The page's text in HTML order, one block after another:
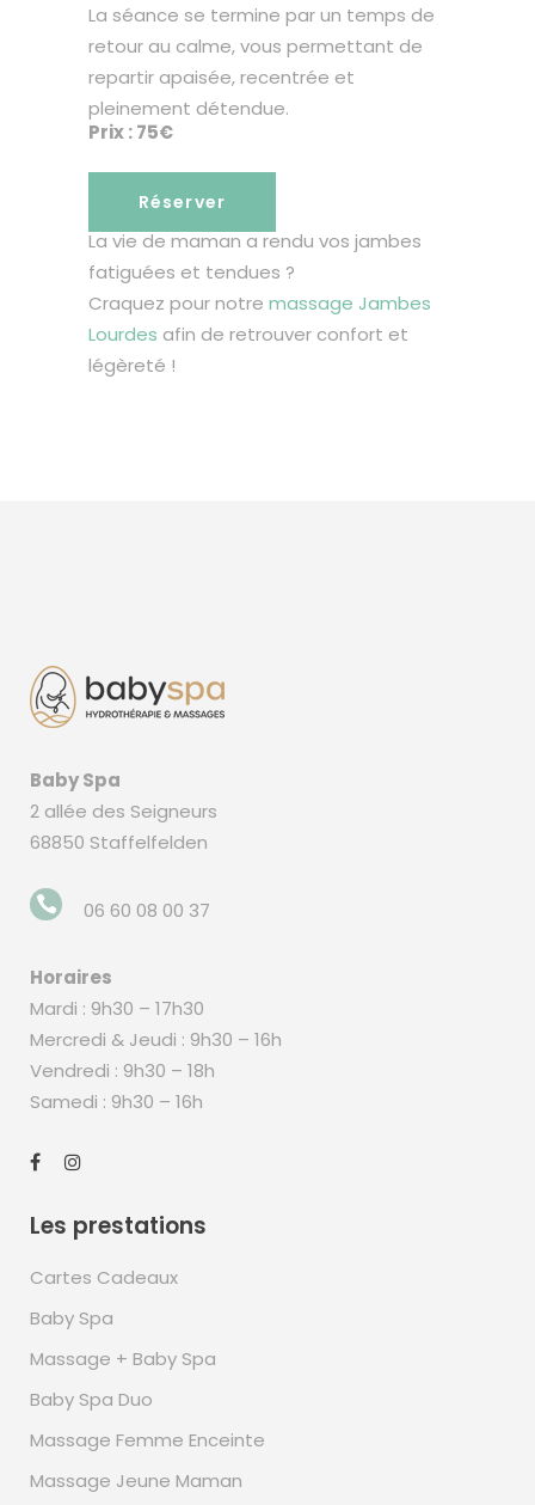
La séance se termine par un temps de
retour au calme, vous permettant de
repartir apaisée, recentrée et
pleinement détendue.
Prix : 75€
Réserver
La vie de maman a rendu vos jambes
fatiguées et tendues ?
Craquez pour notre massage Jambes
Lourdes afin de retrouver confort et
légèreté !
Baby Spa
2 allée des Seigneurs
68850 Staffelfelden
06 60 08 00 37
Horaires
Mardi : 9h30 – 17h30
Mercredi & Jeudi : 9h30 – 16h
Vendredi : 9h30 – 18h
Samedi : 9h30 – 16h
Les prestations
Cartes Cadeaux
Baby Spa
Massage + Baby Spa
Baby Spa Duo
Massage Femme Enceinte
Massage Jeune Maman